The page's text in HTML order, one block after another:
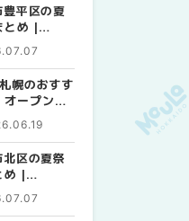
平区の夏
とめ |
幌のおすす
ープン日
公園から
MouLa
区の夏祭
め |
年夏 札幌市手稲区の夏
・イベントまとめ |
10
年夏 札幌市北区の夏祭
イベントまとめ |
9
年夏 札幌市清田区の夏
・イベントまとめ |
6
年夏 札幌市西区の夏祭
イベントまとめ |
12
年夏 札幌市手稲区の夏
・イベントまとめ |
10
年夏 札幌市清田区の夏
・イベントまとめ |
6